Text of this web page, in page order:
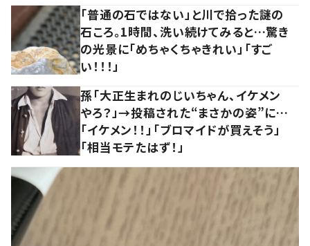
「普通の石ではない」と川で拾った謎の
石ころ。1時間、洗い続けてみると…驚き
の光景に「めちゃくちゃきれい」「すご
い！！！」
孫「大正生まれのじいちゃん、イケメン
やろ？」→投稿された“まさかの姿”に…
「イケメン！！」「ブロマイドが買えそう」
「相当モテたはず！」